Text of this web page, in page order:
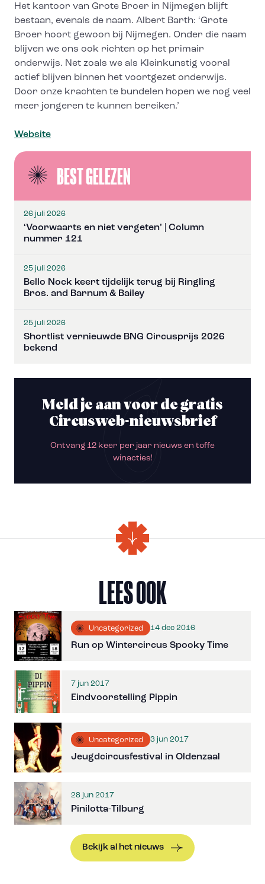
Het kantoor van Grote Broer in Nijmegen blijft
bestaan, evenals de naam. Albert Barth: ‘Grote
Broer hoort gewoon bij Nijmegen. Onder die naam
blijven we ons ook richten op het primair
onderwijs. Net zoals we als Kleinkunstig vooral
actief blijven binnen het voortgezet onderwijs.
Door onze krachten te bundelen hopen we nog veel
meer jongeren te kunnen bereiken.’
Website
BEST GELEZEN
26 juli 2026
‘Voorwaarts en niet vergeten’ | Column
nummer 121
25 juli 2026
Bello Nock keert tijdelijk terug bij Ringling
Bros. and Barnum & Bailey
25 juli 2026
Shortlist vernieuwde BNG Circusprijs 2026
bekend
Meld je aan voor de gratis
Circusweb-nieuwsbrief
Ontvang 12 keer per jaar nieuws en toffe
winacties!
LEES OOK
Uncategorized 14 dec 2016
Run op Wintercircus Spooky Time
7 jun 2017
Eindvoorstelling Pippin
Uncategorized 3 jun 2017
Jeugdcircusfestival in Oldenzaal
28 jun 2017
Pinilotta-Tilburg
Bekijk al het nieuws